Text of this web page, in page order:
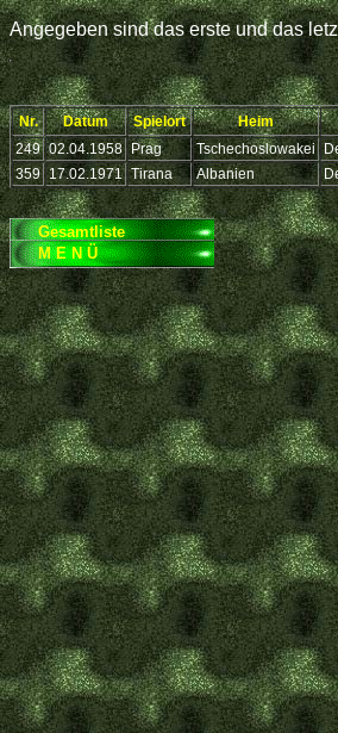
Angegeben sind das erste und das
Nr. Datum Spielort Heim
249 02.04.1958 Prag Tschechoslowakei
359 17.02.1971 Tirana Albanien
Gesamtliste
M E N Ü